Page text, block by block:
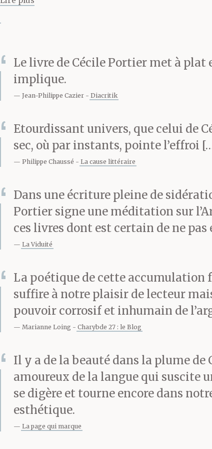
l’évidence :
endémique,
jalousie.
C’est
qu’on y est,
collection,
Europe en
s’agit du
versélà-
Le livre de Cécile Portier met à
implique.
Jean-Philippe Cazier Diacritik
Etourdissant univers, que celui de
sec, où par instants, pointe l’effroi
Philippe Chaussé La cause littéraire
Dans une écriture pleine de
Portier signe une méditation sur
ces livres dont est certain de ne
La Viduité
La poétique de cette
suffire à notre plaisir de lecteur
pouvoir corrosif et inhumain de
Marianne Loing Charybde 27 : le Blog
Il y a de la beauté dans la plume
amoureux de la langue qui suscite
se digère et tourne encore dans
esthétique.
La page qui marque